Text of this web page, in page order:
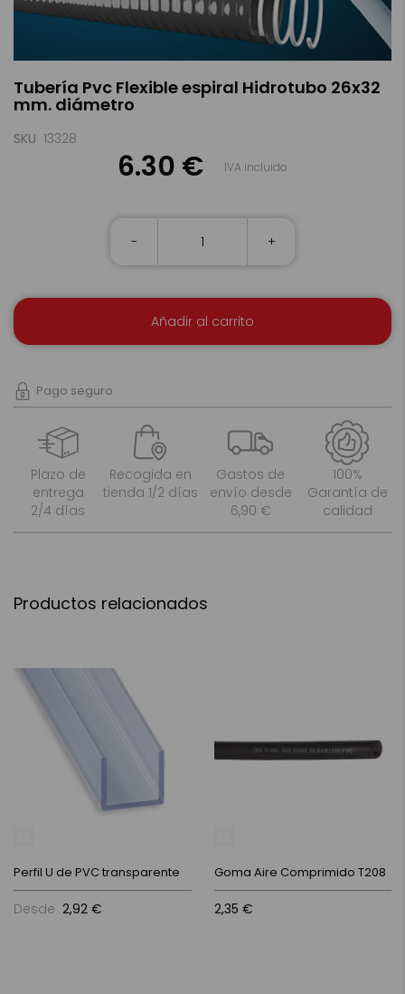
Tubería Pvc Flexible espiral Hidrotubo 26x32
mm. diámetro
SKU 13328
6.30 € IVA incluido
- +
Añadir al carrito
Pago seguro
Plazo de
entrega
2/4 días
Recogida en
tienda 1/2 días
Gastos de
envío desde
6,90 €
100%
Garantía de
calidad
al
comienzo
la
Productos relacionados
Perfil U de PVC transparente
Desde 2,92 €
Goma Aire Comprimido T208
2,35 €